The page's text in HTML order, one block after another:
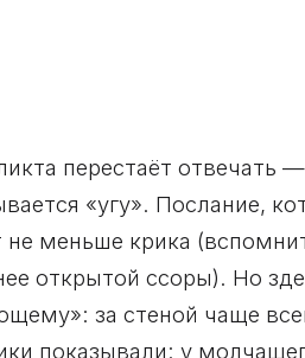
перестаёт отвечать
«угу». Послание,
меньше крика
открытой ссоры). Но
за стеной чаще
показывали: у